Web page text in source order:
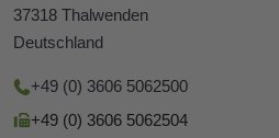
37318 Thalwenden
Deutschland
+49 (0) 3606 5062500
+49 (0) 3606 5062504